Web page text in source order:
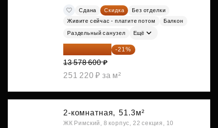
Сдана Скидка
Без отделки
Живите сейчас - платите потом
Балкон
Раздельный санузел Ещё
10 727 094 ₽ -21%
13 578 600 ₽
251 220 ₽ за м²
2-комнатная, 51.3м²
ЖК Римский, 8 корпус, 22 секция, 10